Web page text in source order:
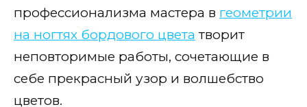
профессионализма мастера в геометрии
на ногтях бордового цвета творит
неповторимые работы, сочетающие в
себе прекрасный узор и волшебство
цветов.